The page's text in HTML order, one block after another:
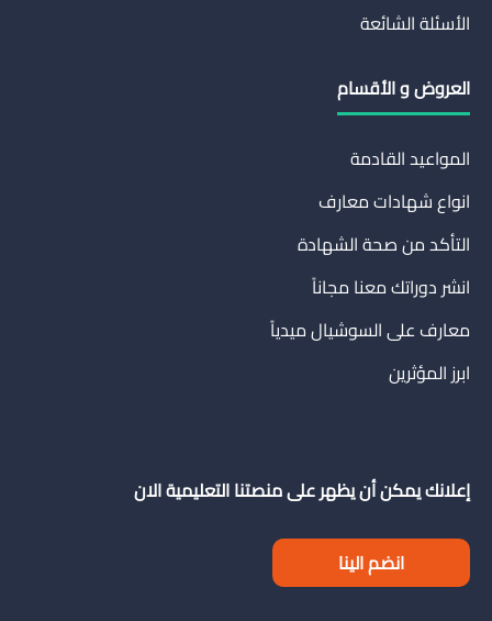
الأسئلة الشائعة
العروض و الأقسام
المواعيد القادمة
انواع شهادات معارف
التأكد من صحة الشهادة
انشر دوراتك معنا مجاناً
معارف على السوشيال ميدياً
ابرز المؤثرين
إعلانك يمكن أن يظهر على منصتنا التعليمية الان
انضم الينا